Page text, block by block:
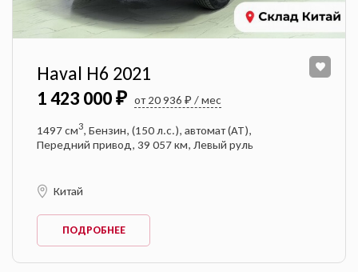
1 423 000 ₽ от 20 936 ₽ / мес
Haval H6 2021
1497 см3, Бензин, (150 л.с.), автомат (AT),
Передний привод, 39 057 км, Левый руль
Китай
ПОДРОБНЕЕ